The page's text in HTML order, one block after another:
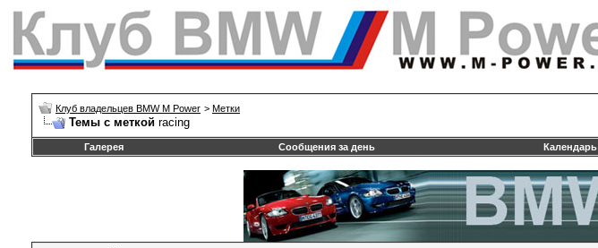
Клуб владельцев BMW M Power > Метки
Темы с меткой racing
Галерея Сообщения за день Календарь